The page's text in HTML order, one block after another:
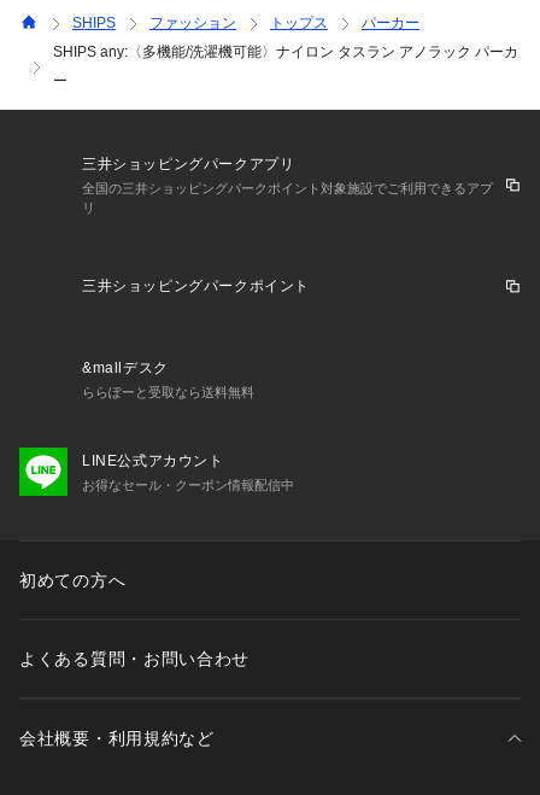
実際の商品と仕様、加工、サイズが若干異なる場合がございま
SHIPS ファッション トップス
パーカー
SHIPS any:〈多機能/洗濯機可能〉ナイロン タスラン アノラック パーカ
ー
三井ショッピングパークアプリ
全国の三井ショッピングパークポイント対象施設でご利用できるアプ
リ
三井ショッピングパークポイント
&mallデスク
ららぽーと受取なら送料無料
LINE公式アカウント
お得なセール・クーポン情報配信中
初めての方へ
よくある質問・お問い合わせ
会社概要・利用規約など